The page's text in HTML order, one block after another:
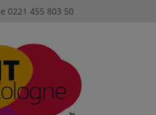
0221 455 803 50